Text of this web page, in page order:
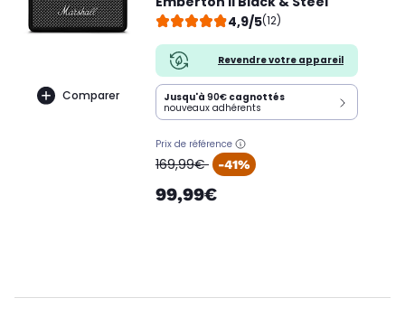
Comparer
4,9/5(12)
Revendre votre appareil
Jusqu'à 90€ cagnottés
nouveaux adhérents
Prix de référence
oldPrice
169,99€ -41%
99,99€